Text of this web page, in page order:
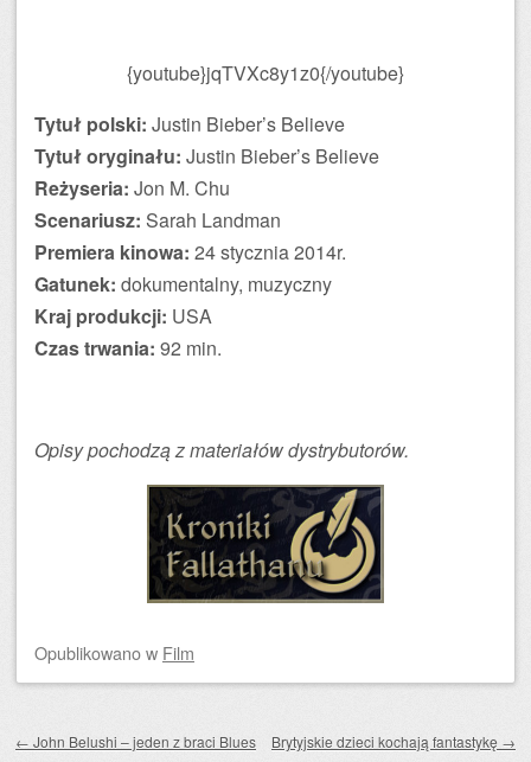
{youtube}jqTVXc8y1z0{/youtube}
Tytuł polski: Justin Bieber’s Believe
Tytuł oryginału: Justin Bieber’s Believe
Reżyseria: Jon M. Chu
Scenariusz: Sarah Landman
Premiera kinowa: 24 stycznia 2014r.
Gatunek: dokumentalny, muzyczny
Kraj produkcji: USA
Czas trwania: 92 min.
Opisy pochodzą z materiałów dystrybutorów.
Opublikowanow Film
← John Belushi – jeden z braci Blues Brytyjskie dzieci kochają fantastykę →